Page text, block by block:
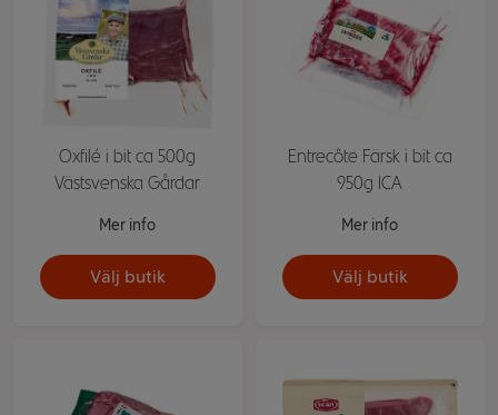
Oxfilé i bit ca 500g
Västsvenska Gårdar
Mer info
Välj butik
Entrecôte Färsk i bit ca
950g ICA
Mer info
Välj butik